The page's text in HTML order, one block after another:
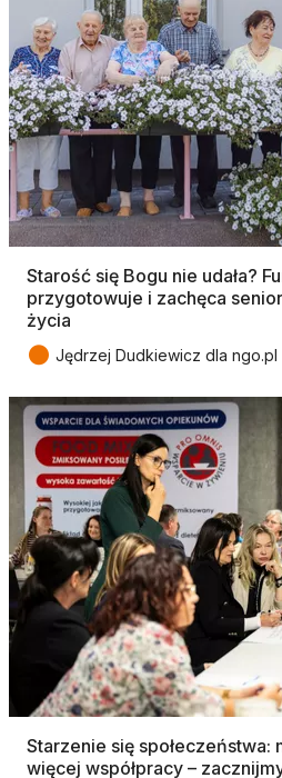
Starość się Bogu nie udała?
przygotowuje i zachęca
życia
● Jędrzej Dudkiewicz dla ngo.pl
Starzenie się społeczeństwa:
więcej współpracy –